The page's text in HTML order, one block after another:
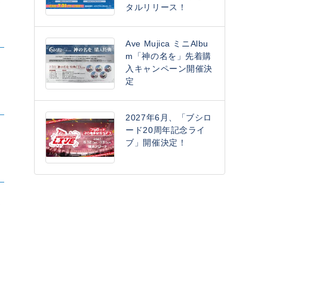
タルリリース！
Ave Mujica ミニAlbu
m「神の名を」先着購
入キャンペーン開催決
定
2027年6月、「ブシロ
ード20周年記念ライ
ブ」開催決定！